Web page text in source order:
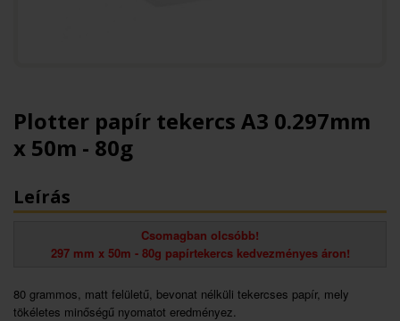
Plotter papír tekercs A3 0.297mm
x 50m - 80g
Leírás
Csomagban olcsóbb!
297 mm x 50m - 80g papírtekercs kedvezményes áron!
80 grammos, matt felületű, bevonat nélküli tekercses papír, mely
tökéletes minőségű nyomatot eredményez.